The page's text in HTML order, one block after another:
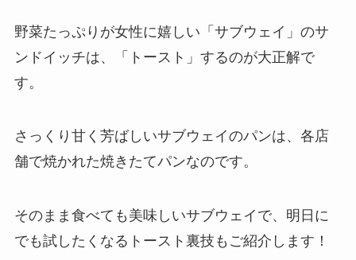
野菜たっぷりが女性に嬉しい「サブウェイ」のサ
ンドイッチは、「トースト」するのが大正解で
す。
さっくり甘く芳ばしいサブウェイのパンは、各店
舗で焼かれた焼きたてパンなのです。
そのまま食べても美味しいサブウェイで、明日に
でも試したくなるトースト裏技もご紹介します！